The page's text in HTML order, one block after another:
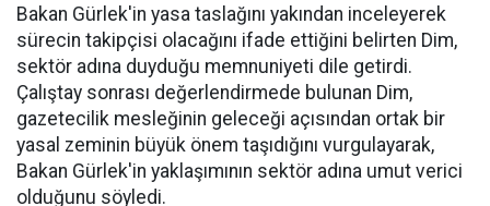
Bakan Gürlek'in yasa taslağını yakından inceleyerek
sürecin takipçisi olacağını ifade ettiğini belirten Dim,
sektör adına duyduğu memnuniyeti dile getirdi.
Çalıştay sonrası değerlendirmede bulunan Dim,
gazetecilik mesleğinin geleceği açısından ortak bir
yasal zeminin büyük önem taşıdığını vurgulayarak,
Bakan Gürlek'in yaklaşımının sektör adına umut verici
olduğunu söyledi.